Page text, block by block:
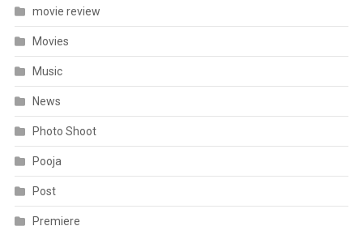
movie review
Movies
Music
News
Photo Shoot
Pooja
Post
Premiere